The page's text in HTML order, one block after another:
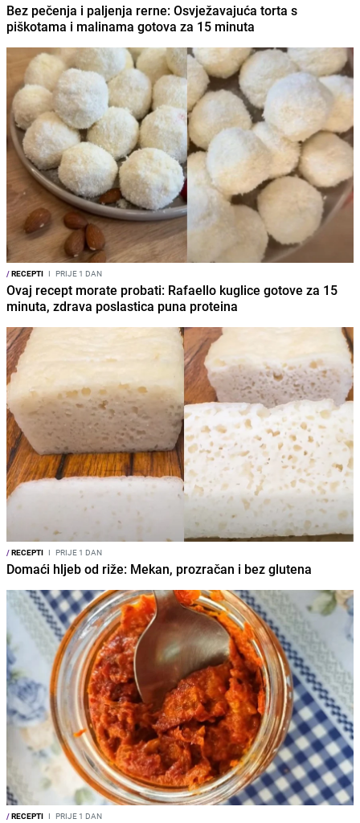
Bez pečenja i paljenja rerne: Osvježavajuća torta s
piškotama i malinama gotova za 15 minuta
/RECEPTI I PRIJE 1 DAN
Ovaj recept morate probati: Rafaello kuglice gotove za 15
minuta, zdrava poslastica puna proteina
/RECEPTI I PRIJE 1 DAN
Domaći hljeb od riže: Mekan, prozračan i bez glutena
/RECEPTI I PRIJE 1 DAN